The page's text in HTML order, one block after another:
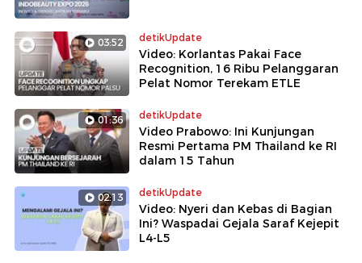
03:52 detikUpdate
Video: Korlantas Pakai Face
Recognition, 16 Ribu Pelanggaran
Pelat Nomor Terekam ETLE
01:36 detikUpdate
Video Prabowo: Ini Kunjungan
Resmi Pertama PM Thailand ke RI
dalam 15 Tahun
02:13 detikUpdate
Video: Nyeri dan Kebas di Bagian
Ini? Waspadai Gejala Saraf Kejepit
L4-L5